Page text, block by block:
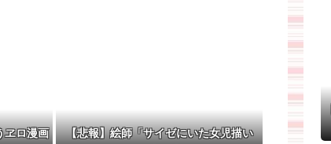
ヱロ漫画
【悲報】絵師「サイゼにいた女児描い